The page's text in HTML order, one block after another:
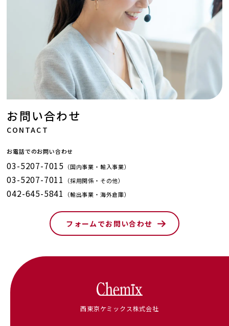
お問い合わせ
CONTACT
お電話でのお問い合わせ
03-5207-7015 （国内事業・輸入事業）
03-5207-7011 （採用関係・その他）
042-645-5841 （輸出事業・海外倉庫）
フォームでお問い合わせ
西東京ケミックス株式会社